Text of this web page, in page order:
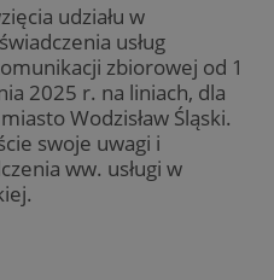
udziału w
usług
zbiorowej od 1
2025 r. na liniach, dla
Wodzisław Śląski.
swoje uwagi i
ww. usługi w